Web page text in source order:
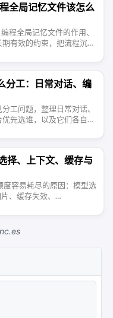
全局记忆文件该怎么
程全局记忆文件的作用、
有效的约束，把流程沉淀
分工：日常对话、编
工问题，整理日常对话、
先选谁，以及它们各自容
择、上下文、缓存与
容易耗尽的原因：模型选
、缓存失效、